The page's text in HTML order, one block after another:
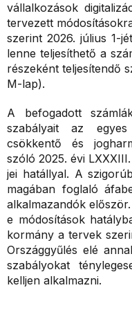
vállalkozások
tervezett
szerint 2026. július 1-
lenne teljesíthető a
részeként teljesítendő
M-lap).
A befogadott
szabályait az egyes
csökkentő és
szóló 2025. évi
jei hatállyal. A
magában foglaló
alkalmazandók
e módosítások
kormány a tervek
Országgyűlés elé
szabályokat
kelljen alkalmazni.